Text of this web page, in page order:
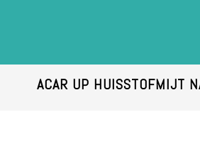
ACAR UP HUISSTOFMIJT